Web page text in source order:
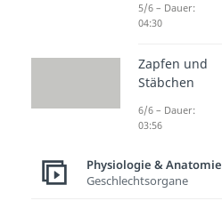
5/6 – Dauer:
04:30
Zapfen und
Stäbchen
6/6 – Dauer:
03:56
Physiologie & Anatomie
Geschlechtsorgane